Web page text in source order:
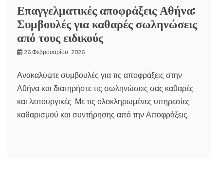
Επαγγελματικές αποφράξεις Αθήνα:
Συμβουλές για καθαρές σωληνώσεις
από τους ειδικούς
26 Φεβρουαρίου, 2026
Ανακαλύψτε συμβουλές για τις αποφράξεις στην
Αθήνα και διατηρήστε τις σωληνώσεις σας καθαρές
και λειτουργικές. Με τις ολοκληρωμένες υπηρεσίες
καθαρισμού και συντήρησης από την Αποφράξεις